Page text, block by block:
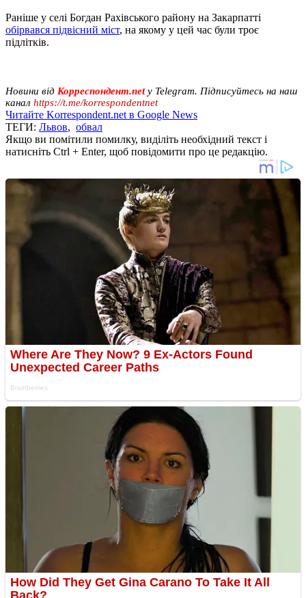
Раніше у селі Богдан Рахівського району на Закарпатті
обірвався підвісний міст, на якому у цей час були троє
підлітків.
Новини від Корреспондент.netу Telegram. Підписуйтесь на наш
канал https://t.me/korrespondentnet
Читайте Korrespondent.net в Google News
ТЕГИ: Львов, обвал
Якщо ви помітили помилку, виділіть необхідний текст і
натисніть Ctrl + Enter, щоб повідомити про це редакцію.